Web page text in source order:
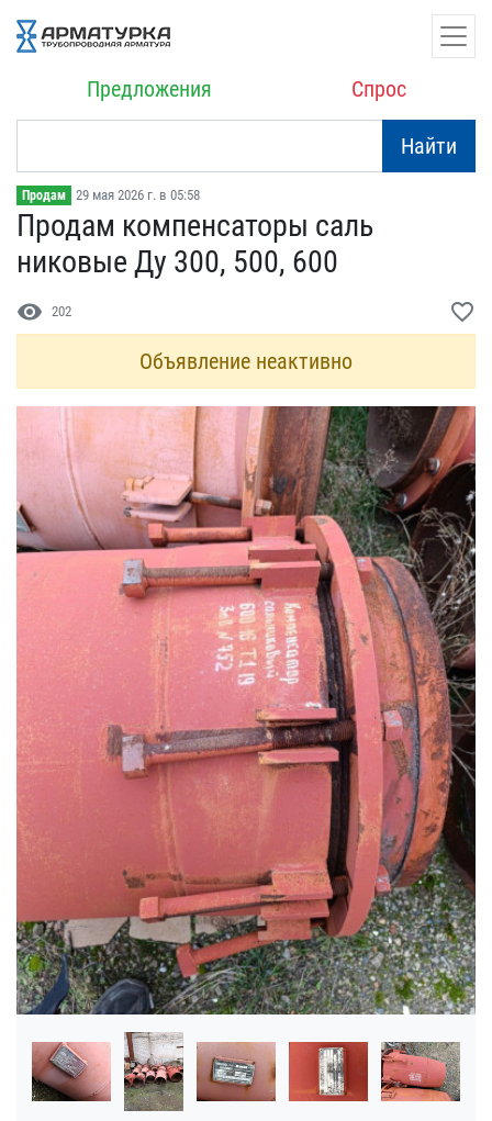
Предложения Спрос
Найти
Продам 29 мая 2026 г. в 05:58
Продам компенсаторы саль​
никовые Ду 300, 500, 600
visibility 202
favorite_border
Объявление неактивно